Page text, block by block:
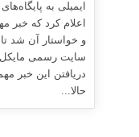
ایمیلی به
اعلام کرد که خبر
و خواستار آن شد
سایت رسمی
دریافتن این خبر
حالا...